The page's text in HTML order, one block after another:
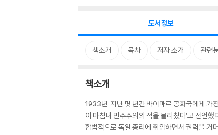
도서정보
책소개 목차 저자 소개 관련
책소개
1933년. 지난 몇 년간 바이마르 공화국에게 가
이 마침내 민주주의의 적을 물리쳤다’고 선언
합법적으로 독일 총리에 취임하면서 권력을 거